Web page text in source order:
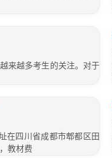
来越多考生的关注。对于
在四川省成都市郫都区田
教材费